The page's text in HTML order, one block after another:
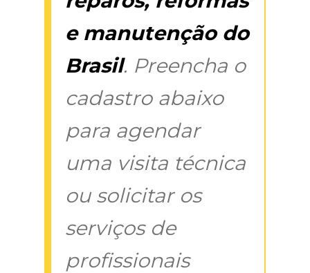
e manutenção do
Brasil. Preencha o
cadastro abaixo
para agendar
uma visita técnica
ou solicitar os
serviços de
profissionais